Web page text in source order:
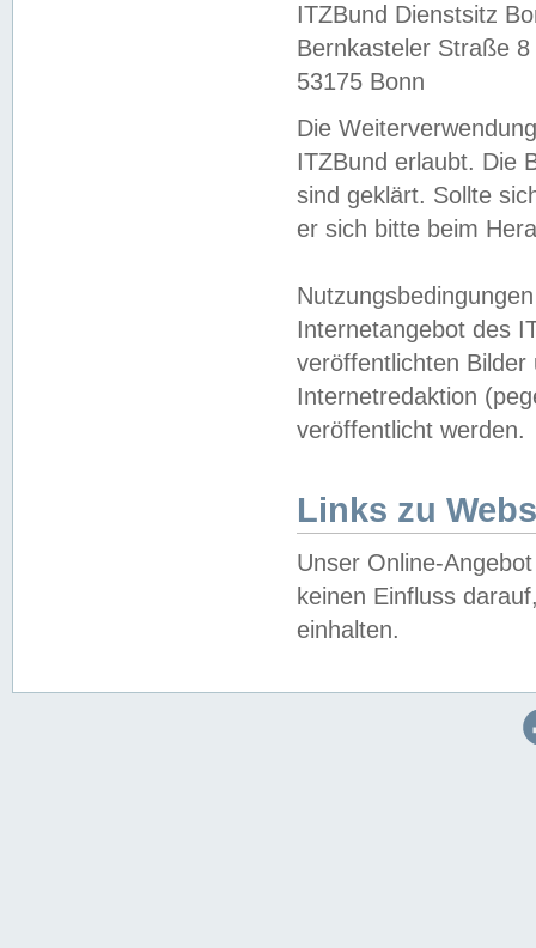
ITZBund Dienstsitz
Bernkasteler Straße 8
53175 Bonn
Die
ITZBund erlaubt. Die
sind geklärt. Sollte
er sich bitte beim
Internetangebot des
veröffentlichten
Internetredaktion
veröffentlicht werden.
Links zu
Unser Online-
keinen Einfluss
einhalten.